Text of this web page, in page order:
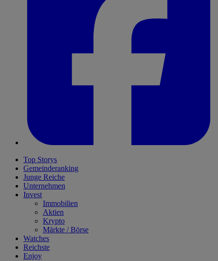
Top Storys
Gemeinderanking
Junge Reiche
Unternehmen
Invest
Immobilien
Aktien
Krypto
Märkte / Börse
Watches
Reichste
Enjoy